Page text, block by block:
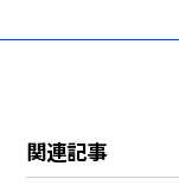
関連記事